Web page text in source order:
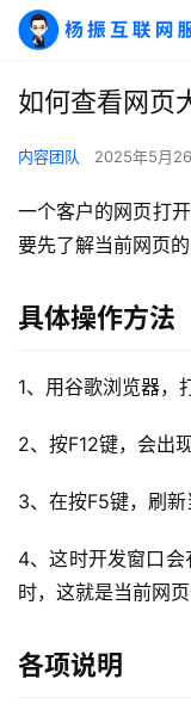
I
实
群
如何查看网页
内容团队 2025年5月
一个客户的网页打
要先了解当前网页的
具体操作方法
1、用谷歌浏览器，
2、按F12键，会出
3、在按F5键，刷
4、这时开发窗口
时，这就是当前网
各项说明